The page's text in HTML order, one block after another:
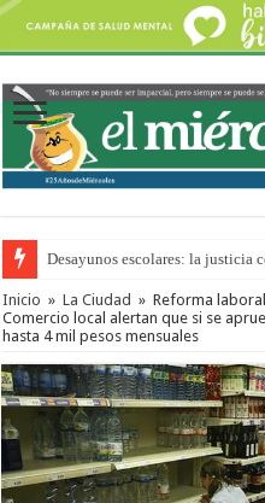
Desayunos escolares: la justicia
“La Feria en tu Barrio” para
Inicio » La Ciudad » Reforma
Comercio local alertan que si se
hasta 4 mil pesos mensuales